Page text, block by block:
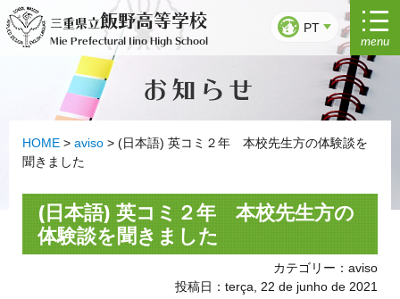
Saltar
para
三重県立飯野高等学校
Mie Prefectural Iino High School
PT
menu
お知らせ
HOME > aviso > (日本語) 英コミ２年 本校先生方の体験談を
聞きました
(日本語) 英コミ２年 本校先生方の
体験談を聞きました
カテゴリー：aviso
投稿日：terça, 22 de junho de 2021